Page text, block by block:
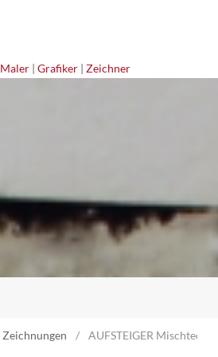
Maler | Grafiker | Zeichner
Zeichnungen AUFSTEIGER